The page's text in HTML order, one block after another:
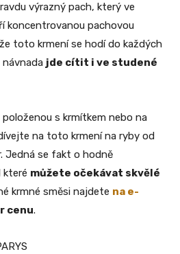
výrazný pach, který ve
koncentrovanou pachovou
toto krmení se hodí do každých
jde cítit i ve studené
s krmítkem nebo na
na toto krmení na ryby od
Jedná se fakt o hodně
které můžete očekávat skvělé
krmné směsi najdete na e-
cenu.